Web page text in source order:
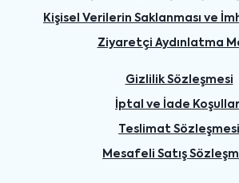
Kişisel Verilerin Saklanması ve
Ziyaretçi Aydınlatma
Gizlilik Sözleşmesi
İptal ve İade
Teslimat Sözleşmesi
Mesafeli Satış